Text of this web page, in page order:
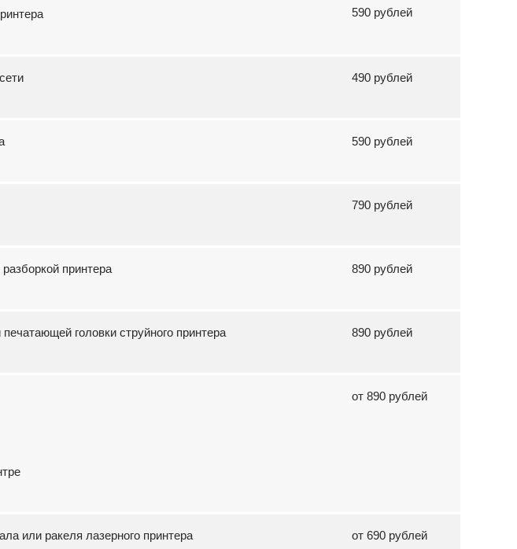
590 рублей
490 рублей
590 рублей
790 рублей
принтера 890 рублей
головки струйного принтера 890 рублей
от 890 рублей
или ракеля лазерного принтера от 690 рублей